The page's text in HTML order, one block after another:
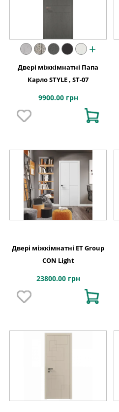
+
Двері міжкімнатні Папа
Карло STYLE , ST-07
9900.00 грн
Двері міжкімнатні ET Group
CON Light
23800.00 грн